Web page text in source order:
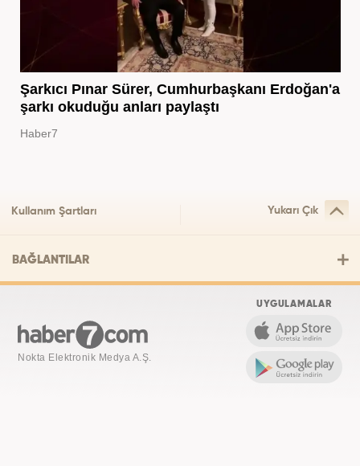
Şarkıcı Pınar Sürer, Cumhurbaşkanı Erdoğan'a
şarkı okuduğu anları paylaştı
Haber7
Kullanım Şartları Yukarı Çık
BAĞLANTILAR
Nokta Elektronik Medya A.Ş.
UYGULAMALAR